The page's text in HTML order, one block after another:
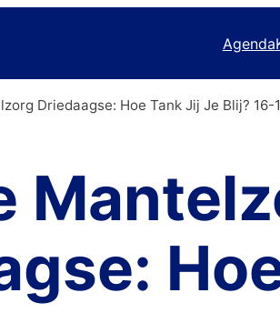
Agenda
Driedaagse: Hoe Tank Jij Je Blij? 16-